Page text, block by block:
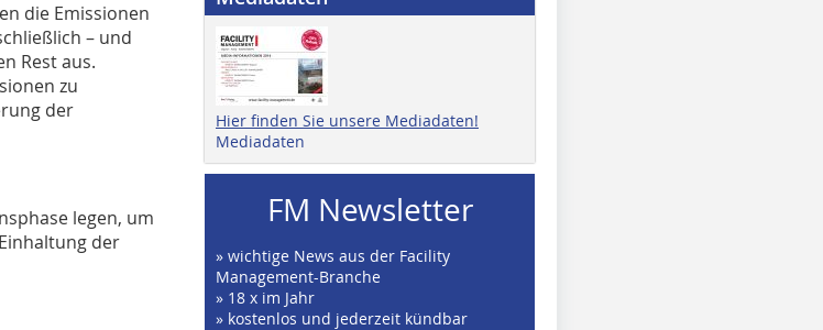
die Emissionen
– und
Rest aus.
zu
der
legen, um
der
Hier finden Sie unsere Mediadaten!
Mediadaten
FM Newsletter
» wichtige News aus der Facility
Management-Branche
» 18 x im Jahr
» kostenlos und jederzeit kündbar